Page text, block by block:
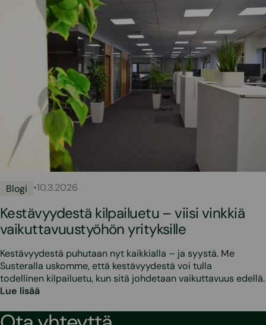
Blogi •10.3.2026
Kestävyydestä kilpailuetu – viisi vinkkiä
vaikuttavuustyöhön yrityksille
Kestävyydestä puhutaan nyt kaikkialla – ja syystä. Me
Susteralla uskomme, että kestävyydestä voi tulla
todellinen kilpailuetu, kun sitä johdetaan vaikuttavuus edellä.
Lue lisää